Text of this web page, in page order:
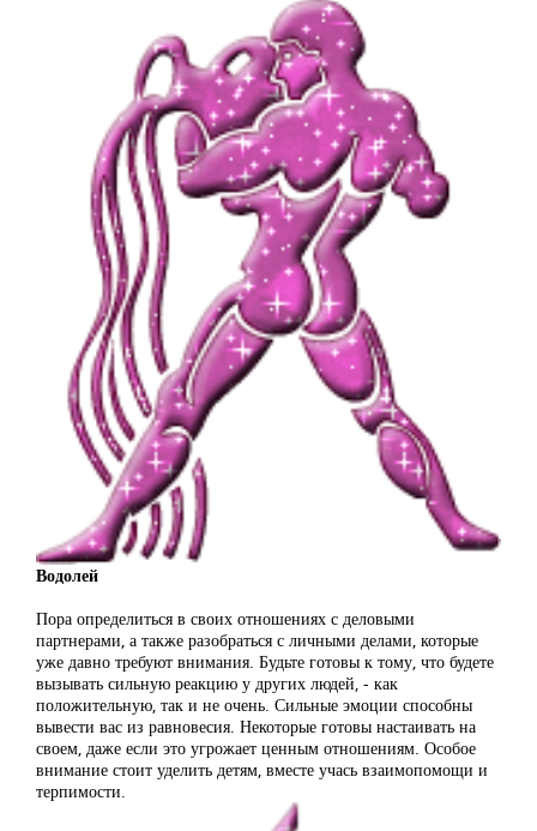
Водолей
Пора определиться в своих отношениях с деловыми
партнерами, а также разобраться с личными делами, которые
уже давно требуют внимания. Будьте готовы к тому, что будете
вызывать сильную реакцию у других людей, - как
положительную, так и не очень. Сильные эмоции способны
вывести вас из равновесия. Некоторые готовы настаивать на
своем, даже если это угрожает ценным отношениям. Особое
внимание стоит уделить детям, вместе учась взаимопомощи и
терпимости.